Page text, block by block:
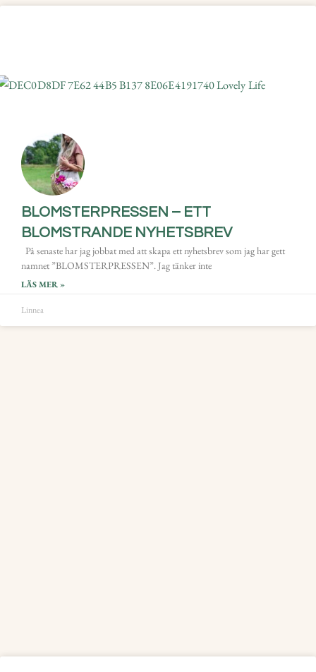
BLOMSTERPRESSEN – ETT
BLOMSTRANDE NYHETSBREV
På senaste har jag jobbat med att skapa ett nyhetsbrev som jag har gett
namnet ”BLOMSTERPRESSEN”. Jag tänker inte
LÄS MER »
Linnea